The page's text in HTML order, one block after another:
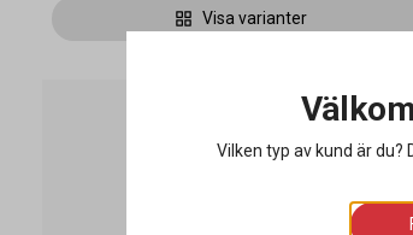
Visa varianter
Vilken typ av kund är du?